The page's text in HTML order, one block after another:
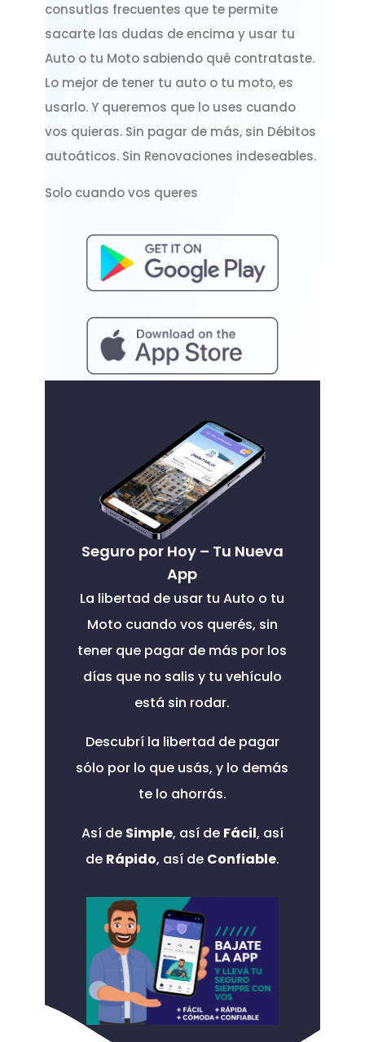
consutlas frecuentes que te permite
sacarte las dudas de encima y usar tu
Auto o tu Moto sabiendo qué contrataste.
Lo mejor de tener tu auto o tu moto, es
usarlo. Y queremos que lo uses cuando
vos quieras. Sin pagar de más, sin Débitos
autoáticos. Sin Renovaciones indeseables.
Solo cuando vos queres
Seguro por Hoy – Tu Nueva
App
La libertad de usar tu Auto o tu
Moto cuando vos querés, sin
tener que pagar de más por los
días que no salis y tu vehículo
está sin rodar.
Descubrí la libertad de pagar
sólo por lo que usás, y lo demás
te lo ahorrás.
Así de Simple, así de Fácil, así
de Rápido, así de Confiable.